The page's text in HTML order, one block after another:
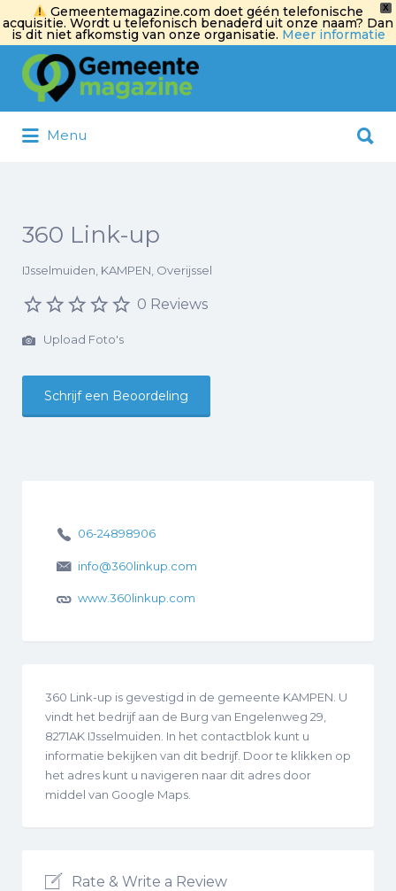
X
Gemeentemagazine.com doet géén telefonische
acquisitie. Wordt u telefonisch benaderd uit onze naam? Dan
is dit niet afkomstig van onze organisatie. Meer informatie
Zoek
naar:
Menu
naar:
360 Link-up
IJsselmuiden, KAMPEN, Overijssel
0 Reviews
Upload Foto's
Schrijf een Beoordeling
06-24898906
info@360linkup.com
www.360linkup.com
360 Link-up is gevestigd in de gemeente KAMPEN. U
vindt het bedrijf aan de Burg van Engelenweg 29,
8271AK IJsselmuiden. In het contactblok kunt u
informatie bekijken van dit bedrijf. Door te klikken op
het adres kunt u navigeren naar dit adres door
middel van Google Maps.
Rate & Write a Review